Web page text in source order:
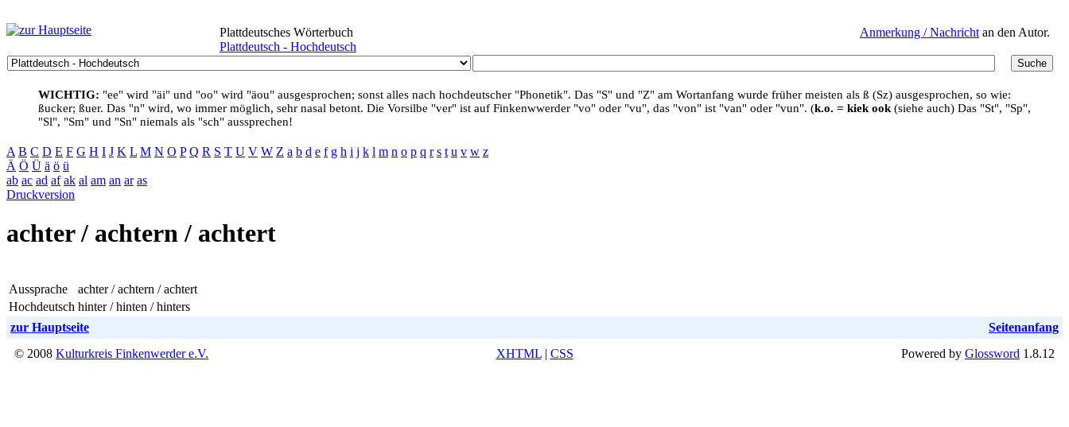
Anmerkung / Nachricht an den Autor.
Plattdeutsches Wörterbuch
Plattdeutsch - Hochdeutsch
WICHTIG: "ee" wird "äi" und "oo" wird "äou" ausgesprochen; sonst alles nach hochdeutscher "Phonetik". Das "S" und "Z" am Wortanfang wurde früher meisten als ß (Sz) ausgesprochen, so wie:
ßucker; ßuer. Das "n" wird, wo immer möglich, sehr nasal betont. Die Vorsilbe "ver" ist auf Finkenwwerder "vo" oder "vu", das "von" ist "van" oder "vun". (k.o. = kiek ook (siehe auch) Das "St", "Sp",
"Sl", "Sm" und "Sn" niemals als "sch" aussprechen!
A B C D E F G H I J K L M N O P Q R S T U V W Z a b d e f g h i j k l m n o p q r s t u v w z
Ä Ö Ü ä ö ü
ab ac ad af ak al am an ar as
Druckversion
achter / achtern / achtert
Aussprache
achter / achtern / achtert
Hochdeutsch hinter / hinten / hinters
zur Hauptseite
Seitenanfang
© 2008 Kulturkreis Finkenwerder e.V. XHTML| CSS Powered by Glossword 1.8.12